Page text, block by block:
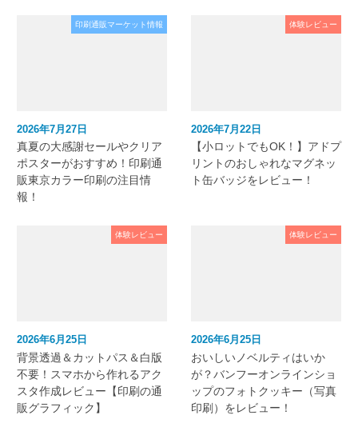
印刷通販マーケット情報
2026年7月27日
真夏の大感謝セールやクリア
ポスターがおすすめ！印刷通
販東京カラー印刷の注目情
報！
体験レビュー
2026年7月22日
【小ロットでもOK！】アドプ
リントのおしゃれなマグネッ
ト缶バッジをレビュー！
体験レビュー
2026年6月25日
背景透過＆カットパス＆白版
不要！スマホから作れるアク
スタ作成レビュー【印刷の通
販グラフィック】
体験レビュー
2026年6月25日
おいしいノベルティはいか
が？バンフーオンラインショ
ップのフォトクッキー（写真
印刷）をレビュー！